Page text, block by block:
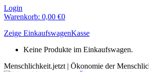
Zum
Inhalt
Login
Warenkorb: 0,00 €0
Zeige EinkaufswagenKasse
Keine Produkte im Einkaufswagen.
Menschlichkeit.jetzt | Ökonomie der